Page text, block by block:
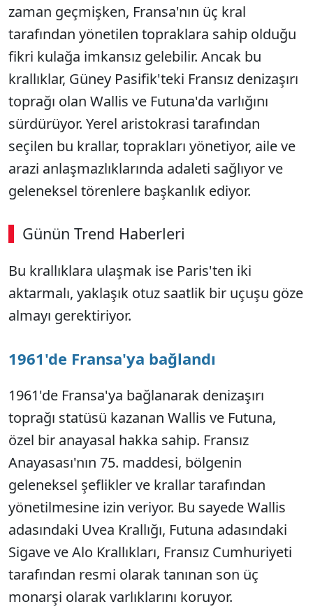
zaman geçmişken, Fransa'nın üç kral
tarafından yönetilen topraklara sahip olduğu
fikri kulağa imkansız gelebilir. Ancak bu
krallıklar, Güney Pasifik'teki Fransız denizaşırı
toprağı olan Wallis ve Futuna'da varlığını
sürdürüyor. Yerel aristokrasi tarafından
seçilen bu krallar, toprakları yönetiyor, aile ve
arazi anlaşmazlıklarında adaleti sağlıyor ve
geleneksel törenlere başkanlık ediyor.
Günün Trend Haberleri
Bu krallıklara ulaşmak ise Paris'ten iki
aktarmalı, yaklaşık otuz saatlik bir uçuşu göze
almayı gerektiriyor.
1961'de Fransa'ya bağlandı
1961'de Fransa'ya bağlanarak denizaşırı
toprağı statüsü kazanan Wallis ve Futuna,
özel bir anayasal hakka sahip. Fransız
Anayasası'nın 75. maddesi, bölgenin
geleneksel şeflikler ve krallar tarafından
yönetilmesine izin veriyor. Bu sayede Wallis
adasındaki Uvea Krallığı, Futuna adasındaki
Sigave ve Alo Krallıkları, Fransız Cumhuriyeti
tarafından resmi olarak tanınan son üç
monarşi olarak varlıklarını koruyor.